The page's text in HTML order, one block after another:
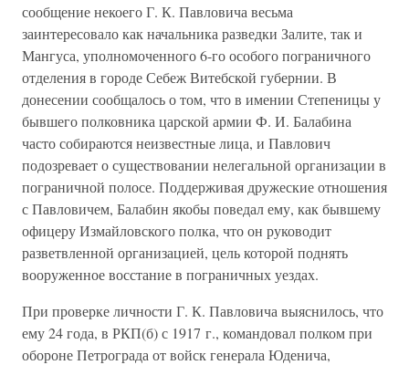
сообщение некоего Г. К. Павловича весьма
заинтересовало как начальника разведки Залите, так и
Мангуса, уполномоченного 6-го особого пограничного
отделения в городе Себеж Витебской губернии. В
донесении сообщалось о том, что в имении Степеницы у
бывшего полковника царской армии Ф. И. Балабина
часто собираются неизвестные лица, и Павлович
подозревает о существовании нелегальной организации в
пограничной полосе. Поддерживая дружеские отношения
с Павловичем, Балабин якобы поведал ему, как бывшему
офицеру Измайловского полка, что он руководит
разветвленной организацией, цель которой поднять
вооруженное восстание в пограничных уездах.
При проверке личности Г. К. Павловича выяснилось, что
ему 24 года, в РКП(б) с 1917 г., командовал полком при
обороне Петрограда от войск генерала Юденича,